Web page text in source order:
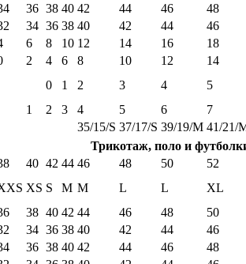
36 38 40 42 44 46
48
34 36 38 40 42 44
46
6 8 10 12 14 16
18
2 4 6 8 10 12
14
0 1 2 3 4
5
1 2 3 4 5 6
7
35/15/S 37/17/S 39/19/M 41/21/
Трикотаж, поло и
40 42 44 46 48 50
52
XS S M M L L
XL
38 40 42 44 46 48
50
34 36 38 40 42 44
46
36 38 40 42 44 46
48